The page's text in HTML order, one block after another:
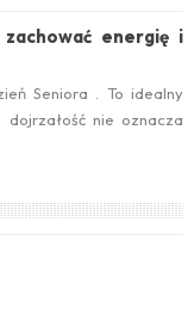
energię i
Seniora . To idealny
nie oznacza